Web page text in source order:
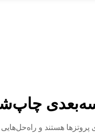
پروتزها هستند و